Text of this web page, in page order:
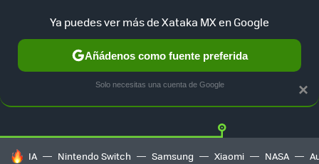
Twitter
HOY SE HABLA DE
IA Nintendo Switch Samsung Xiaomi NASA
×
Ya puedes ver más de Xataka MX en Google
Añádenos como fuente preferida
Solo necesitas una cuenta de Google